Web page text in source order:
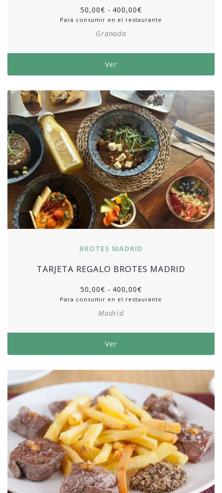
50,00€ - 400,00€
Para consumir en el restaurante
Granada
Ver
BROTES MADRID
TARJETA REGALO BROTES MADRID
50,00€ - 400,00€
Para consumir en el restaurante
Madrid
Ver